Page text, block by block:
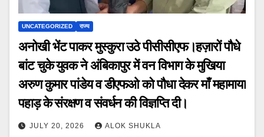
UNCATEGORIZED राज्य
अनोखी भेंट पाकर मुस्कुरा उठे पीसीसीएफ।हज़ारों पौधे
बांट चुके युवक ने अंबिकापुर में वन विभाग के मुखिया
अरुण कुमार पांडेय व डीएफओ को पौधा देकर माँ महामाया
पहाड़ के संरक्षण व संवर्धन की विज्ञप्ति दी।
JULY 20, 2026 ALOK SHUKLA